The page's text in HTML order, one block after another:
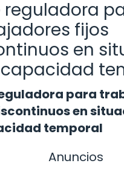
reguladora
fijos
en
para
en
temporal
Anuncios